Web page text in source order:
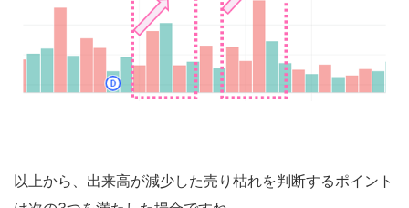
以上から、出来高が減少した売り枯れを判断するポイント